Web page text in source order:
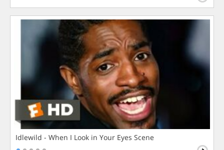
Idlewild - When I Look in Your Eyes Scene